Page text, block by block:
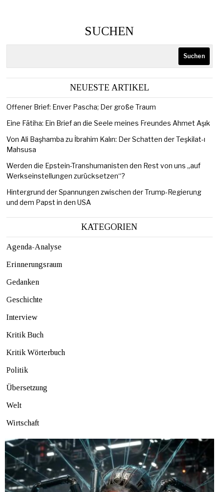
SUCHEN
Suchen
NEUESTE ARTIKEL
Offener Brief: Enver Pascha; Der große Traum
Eine Fātiha: Ein Brief an die Seele meines Freundes Ahmet Aşık
Von Ali Başhamba zu İbrahim Kalın: Der Schatten der Teşkilat-ı
Mahsusa
Werden die Epstein-Transhumanisten den Rest von uns „auf
Werkseinstellungen zurücksetzen“?
Hintergrund der Spannungen zwischen der Trump-Regierung
und dem Papst in den USA
KATEGORIEN
Agenda-Analyse
Erinnerungsraum
Gedanken
Geschichte
Interview
Kritik Buch
Kritik Wörterbuch
Politik
Übersetzung
Welt
Wirtschaft